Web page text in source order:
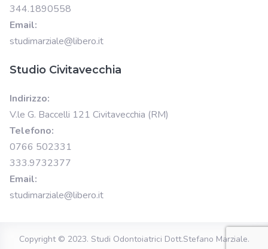
344.1890558
Email:
studimarziale@libero.it
Studio Civitavecchia
Indirizzo:
V.le G. Baccelli 121 Civitavecchia (RM)
Telefono:
0766 502331
333.9732377
Email:
studimarziale@libero.it
Copyright © 2023. Studi Odontoiatrici Dott.Stefano Marziale.